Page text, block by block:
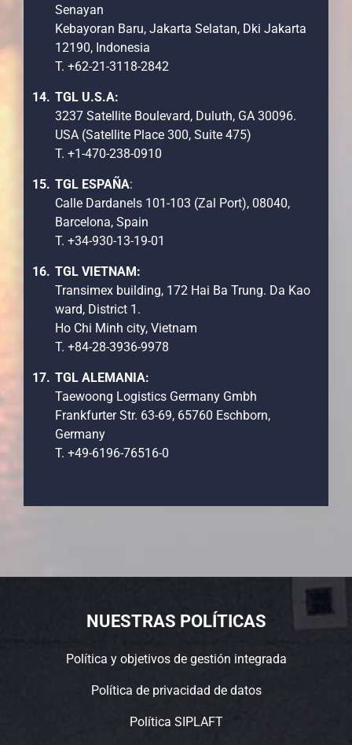
Senayan
Kebayoran Baru, Jakarta Selatan, Dki Jakarta
12190, Indonesia
T. +62-21-3118-2842
TGL U.S.A:
3237 Satellite Boulevard, Duluth, GA 30096.
USA (Satellite Place 300, Suite 475)
T. +1-470-238-0910
TGL ESPAÑA:
Calle Dardanels 101-103 (Zal Port), 08040,
Barcelona, Spain
T. +34-930-13-19-01
TGL VIETNAM:
Transimex building, 172 Hai Ba Trung. Da Kao
ward, District 1.
Ho Chi Minh city, Vietnam
T. +84-28-3936-9978
TGL ALEMANIA:
Taewoong Logistics Germany Gmbh
Frankfurter Str. 63-69, 65760 Eschborn,
Germany
T. +49-6196-76516-0
NUESTRAS POLÍTICAS
Política y objetivos de gestión integrada
Política de privacidad de datos
Política SIPLAFT